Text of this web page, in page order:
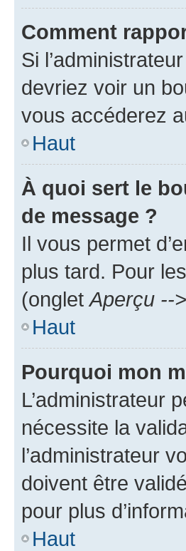
Comment
Si
devriez voir un
vous accéderez
Haut
À quoi sert le
de message ?
Il vous permet
plus tard. Pour
(onglet Aperçu --
Haut
Pourquoi mon
L’administrateur
nécessite la
l’administrateur
doivent être
pour plus
Haut